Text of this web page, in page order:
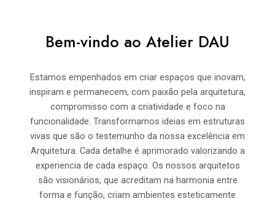
Bem-vindo ao Atelier DAU
Estamos empenhados em criar espaços que inovam,
inspiram e permanecem, com paixão pela arquitetura,
compromisso com a criatividade e foco na
funcionalidade. Transformamos ideias em estruturas
vivas que são o testemunho da nossa excelência em
Arquitetura. Cada detalhe é aprimorado valorizando a
experiencia de cada espaço. Os nossos arquitetos
são visionários, que acreditam na harmonia entre
forma e função, criam ambientes esteticamente